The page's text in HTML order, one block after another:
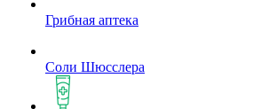
Грибная аптека
Соли Шюсслера